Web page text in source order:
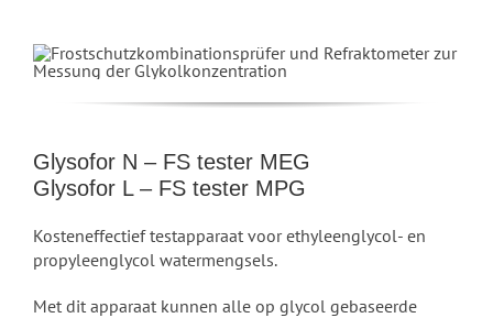
Glysofor N – FS tester MEG
Glysofor L – FS tester MPG
Kosteneffectief testapparaat voor ethyleenglycol- en
propyleenglycol watermengsels.
Met dit apparaat kunnen alle op glycol gebaseerde